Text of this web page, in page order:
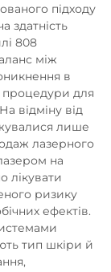
підходу
здатність
808
між
в
процедури для
відміну від
лише
лазерного
на
лікувати
ризику
ефектів.
тип шкіри й